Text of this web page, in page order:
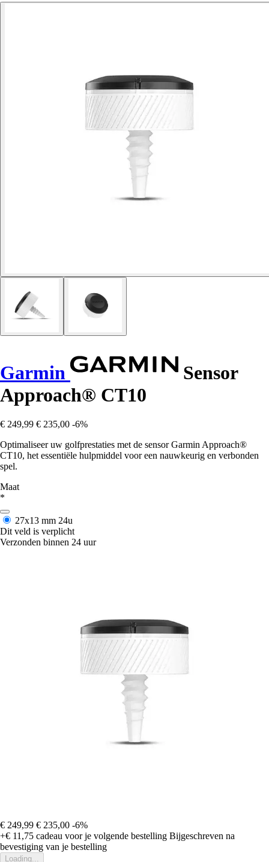
Garmin
Sensor
Approach® CT10
€ 249,99 € 235,00 -6%
Optimaliseer uw golfprestaties met de sensor Garmin Approach®
CT10, het essentiële hulpmiddel voor een nauwkeurig en verbonden
spel.
Maat
*
27x13 mm 24u
Dit veld is verplicht
Verzonden binnen 24 uur
€ 249,99 € 235,00 -6%
+€ 11,75 cadeau voor je volgende bestelling Bijgeschreven na
bevestiging van je bestelling
Loading...